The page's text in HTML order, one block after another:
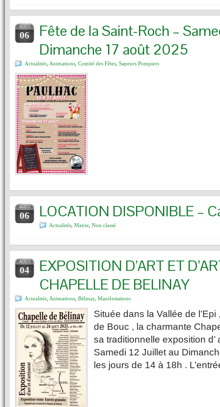
AOÛT
06
Fête de la Saint-Roch –
Dimanche 17 août 2025
Actualités Animations Comité des Fêtes Sapeurs Pompiers
AOÛT
06 LOCATION DISPONIBLE –
Actualités Mairie Non classé
AOÛT
04
EXPOSITION D’ART ET
CHAPELLE DE BELINAY
Actualités Animations Bélinay, Manifestations
Située dans la Vallée de
de Bouc , la charmante
sa traditionnelle exposition d’
Samedi 12 Juillet au
les jours de 14 à 18h .